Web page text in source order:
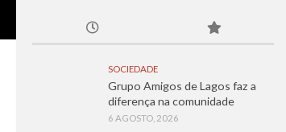
SOCIEDADE
Grupo Amigos de Lagos faz a
diferença na comunidade
6 AGOSTO, 2026